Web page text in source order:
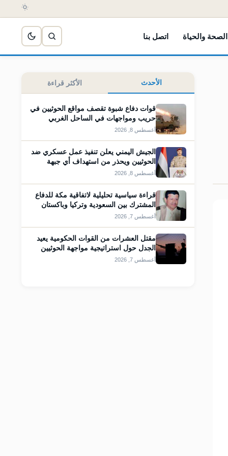
الصحة والحياة اتصل بنا
الأحدث الأكثر قراءة
قوات دفاع شبوة تقصف مواقع الحوثيين في
حريب ومواجهات في الساحل الغربي
أغسطس 8, 2026
الجيش اليمني يعلن تنفيذ عمل عسكري ضد
الحوثيين ويحذر من استهداف أي جبهة
أغسطس 8, 2026
قراءة سياسية تحليلية لاتفاقية مكة للدفاع
المشترك بين السعودية وتركيا وباكستان
أغسطس 7, 2026
مقتل العشرات من القوات الحكومية يعيد
الجدل حول استراتيجية مواجهة الحوثيين
أغسطس 7, 2026